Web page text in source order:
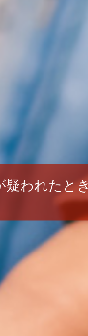
疑われたとき